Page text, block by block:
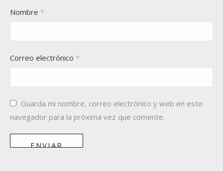
Nombre *
Correo electrónico *
Guarda mi nombre, correo electrónico y web en este
navegador para la próxima vez que comente.